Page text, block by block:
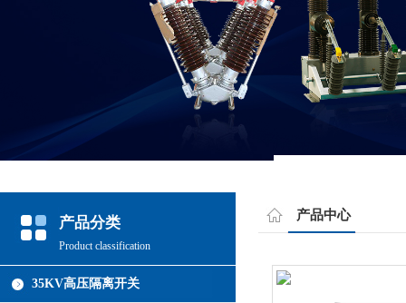
产品分类
Product classification
35KV高压隔离开关
产品中心